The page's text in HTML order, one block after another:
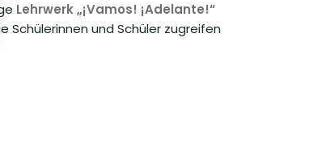
Lehrwerk „¡Vamos! ¡Adelante!“
und Schüler zugreifen